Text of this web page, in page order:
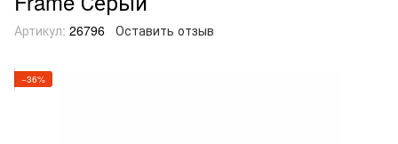
Артикул: 26796 Оставить отзыв
−36%